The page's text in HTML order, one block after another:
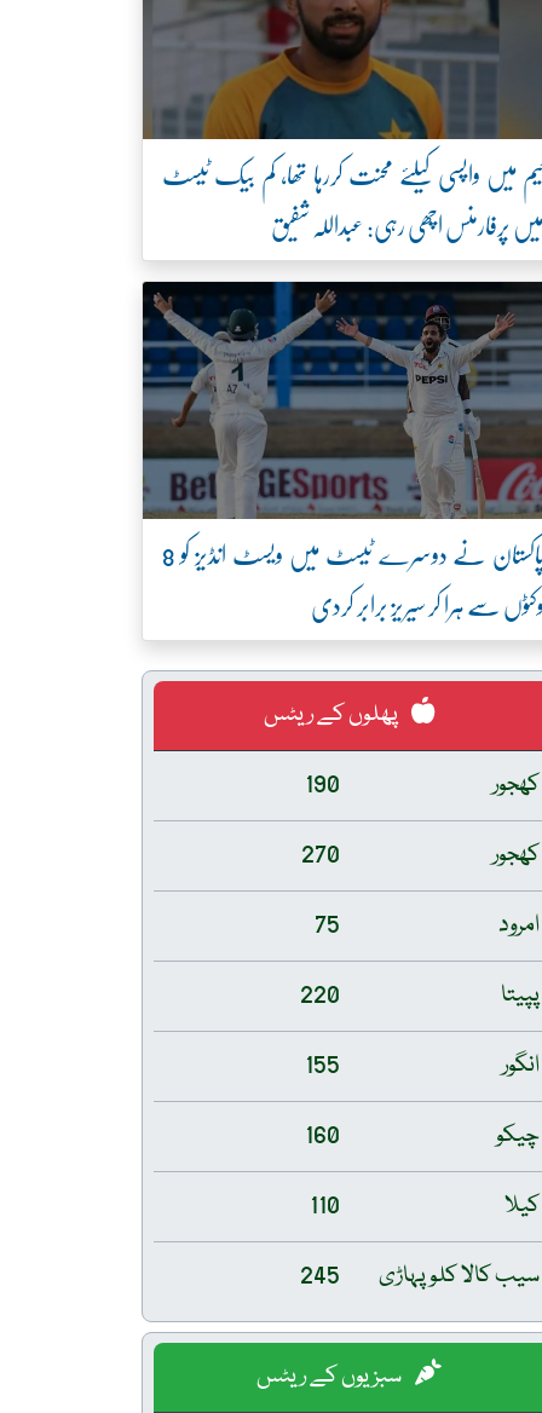
میں واپسی کیلئے محنت کررہا تھا، کم بیک ٹیسٹ
میں پرفارمنس اچھی رہی: عبداللہ شفیق
پاکستان نے دوسرے ٹیسٹ میں ویسٹ انڈیز کو 8
وکٹوں سے ہرا کر سیریز برابر کردی
پھلوں کے ریٹس
کھجور
190
کھجور
270
امرود
75
پپیتا
220
انگور
155
چیکو
160
کیلا
110
سیب کالا کلو پہاڑی
245
سبزیوں کے ریٹس